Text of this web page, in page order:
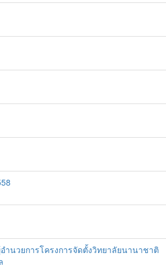
ำนวยการโครงการจัดตั้งวิทยาลัยนานาชาติ